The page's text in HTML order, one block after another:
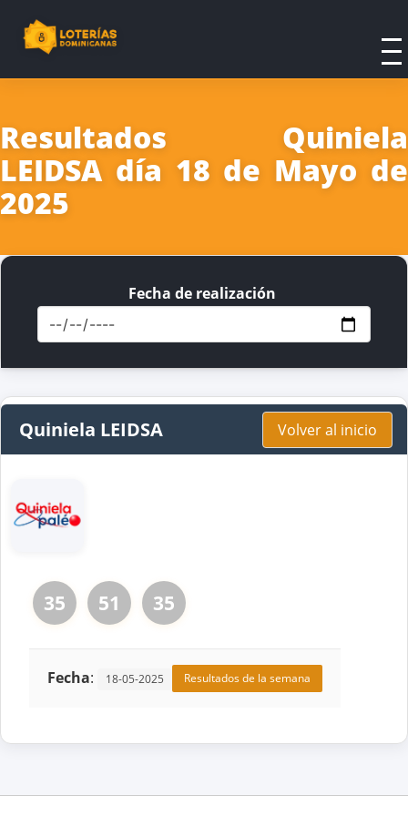
Resultados Quiniela
LEIDSA día 18 de Mayo de
2025
Fecha de realización
Quiniela LEIDSA Volver al inicio
35 51 35
Fecha: 18-05-2025 Resultados de la semana